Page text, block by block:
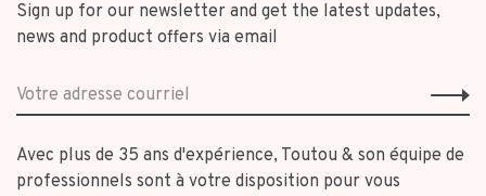
Sign up for our newsletter and get the latest updates,
news and product offers via email
Avec plus de 35 ans d'expérience, Toutou & son équipe de
professionnels sont à votre disposition pour vous